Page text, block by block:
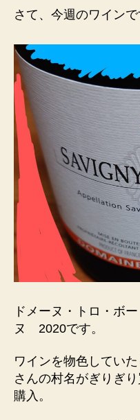
さて、今週のワインで
ドメーヌ・トロ・ボ
ヌ 2020です。
ワインを物色してい
さんの村名がぎりぎ
購入。